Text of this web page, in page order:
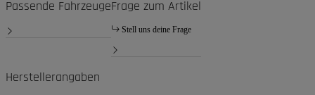
Passende FahrzeugeFrage zum Artikel
Stell uns deine Frage
Herstellerangaben